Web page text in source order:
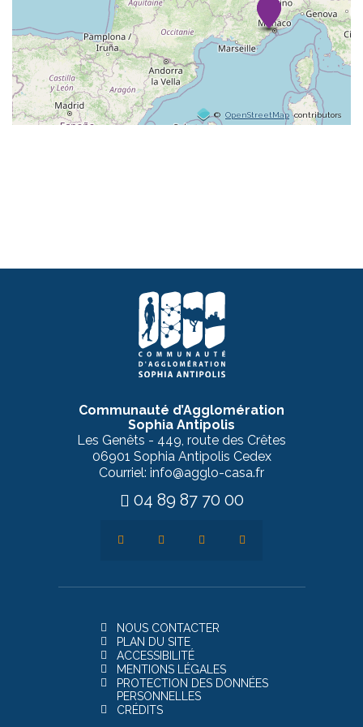
© OpenStreetMap contributors
Communauté d’Agglomération
Sophia Antipolis
Les Genêts - 449, route des Crêtes
06901 Sophia Antipolis Cedex
Courriel: info@agglo-casa.fr
04 89 87 70 00
NOUS CONTACTER
PLAN DU SITE
ACCESSIBILITÉ
MENTIONS LÉGALES
PROTECTION DES DONNÉES
PERSONNELLES
CRÉDITS